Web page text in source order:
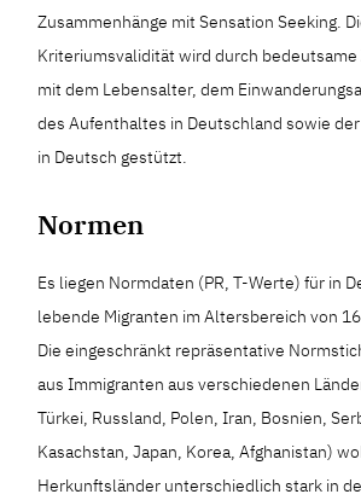
Zusammenhänge mit Sensation Seeking.
Kriteriumsvalidität wird durch bedeutsame
mit dem Lebensalter, dem
des Aufenthaltes in Deutschland sowie
in Deutsch gestützt.
Normen
Es liegen Normdaten (PR, T-Werte) für in
lebende Migranten im Altersbereich von
Die eingeschränkt repräsentative
aus Immigranten aus verschiedenen
Türkei, Russland, Polen, Iran, Bosnien,
Kasachstan, Japan, Korea, Afghanistan)
Herkunftsländer unterschiedlich stark in